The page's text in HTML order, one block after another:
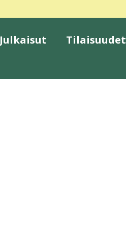
Julkaisut Tilaisuudet